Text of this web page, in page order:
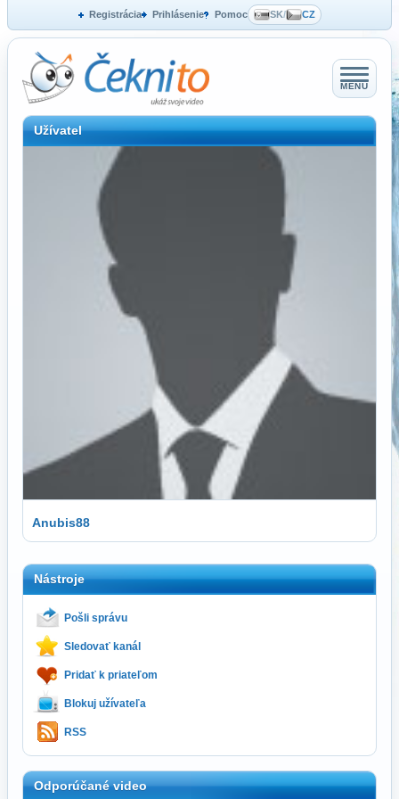
Registrácia Prihlásenie Pomoc SK/ CZ
MENU
Užívatel
Anubis88
Nástroje
Pošli správu
Sledovať kanál
Pridať k priateľom
Blokuj užívateľa
RSS
Odporúčané video